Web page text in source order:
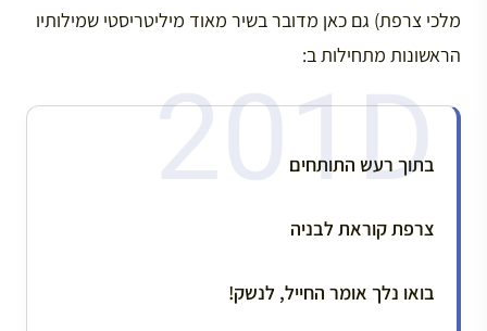
מלכי צרפת) גם כאן מדובר בשיר מאוד מיליטריסטי שמילותיו
הראשונות מתחילות ב:
בתוך רעש התותחים
צרפת קוראת לבניה
בואו נלך אומר החייל, לנשק!